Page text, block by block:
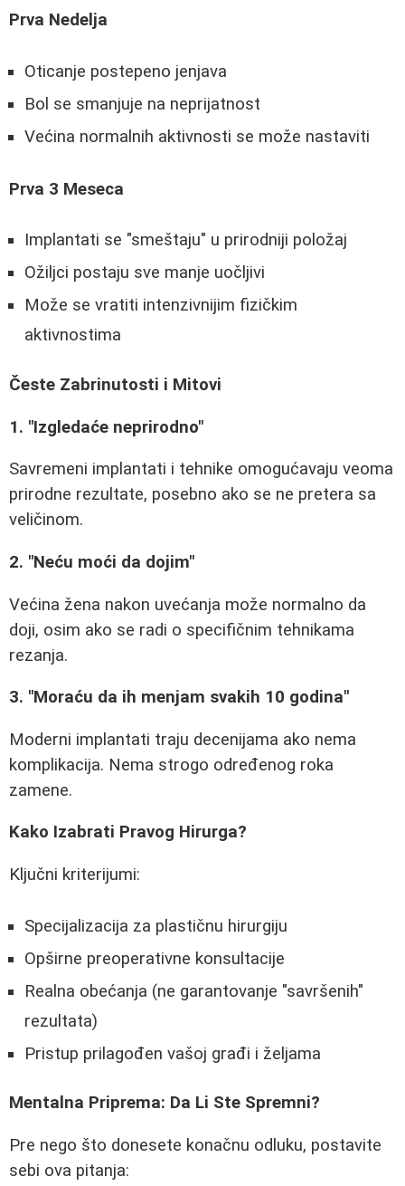
Prva Nedelja
Oticanje postepeno jenjava
Bol se smanjuje na neprijatnost
Većina normalnih aktivnosti se može nastaviti
Prva 3 Meseca
Implantati se "smeštaju" u prirodniji položaj
Ožiljci postaju sve manje uočljivi
Može se vratiti intenzivnijim fizičkim
aktivnostima
Česte Zabrinutosti i Mitovi
1. "Izgledaće neprirodno"
Savremeni implantati i tehnike omogućavaju veoma
prirodne rezultate, posebno ako se ne pretera sa
veličinom.
2. "Neću moći da dojim"
Većina žena nakon uvećanja može normalno da
doji, osim ako se radi o specifičnim tehnikama
rezanja.
3. "Moraću da ih menjam svakih 10 godina"
Moderni implantati traju decenijama ako nema
komplikacija. Nema strogo određenog roka
zamene.
Kako Izabrati Pravog Hirurga?
Ključni kriterijumi:
Specijalizacija za plastičnu hirurgiju
Opširne preoperativne konsultacije
Realna obećanja (ne garantovanje "savršenih"
rezultata)
Pristup prilagođen vašoj građi i željama
Mentalna Priprema: Da Li Ste Spremni?
Pre nego što donesete konačnu odluku, postavite
sebi ova pitanja: